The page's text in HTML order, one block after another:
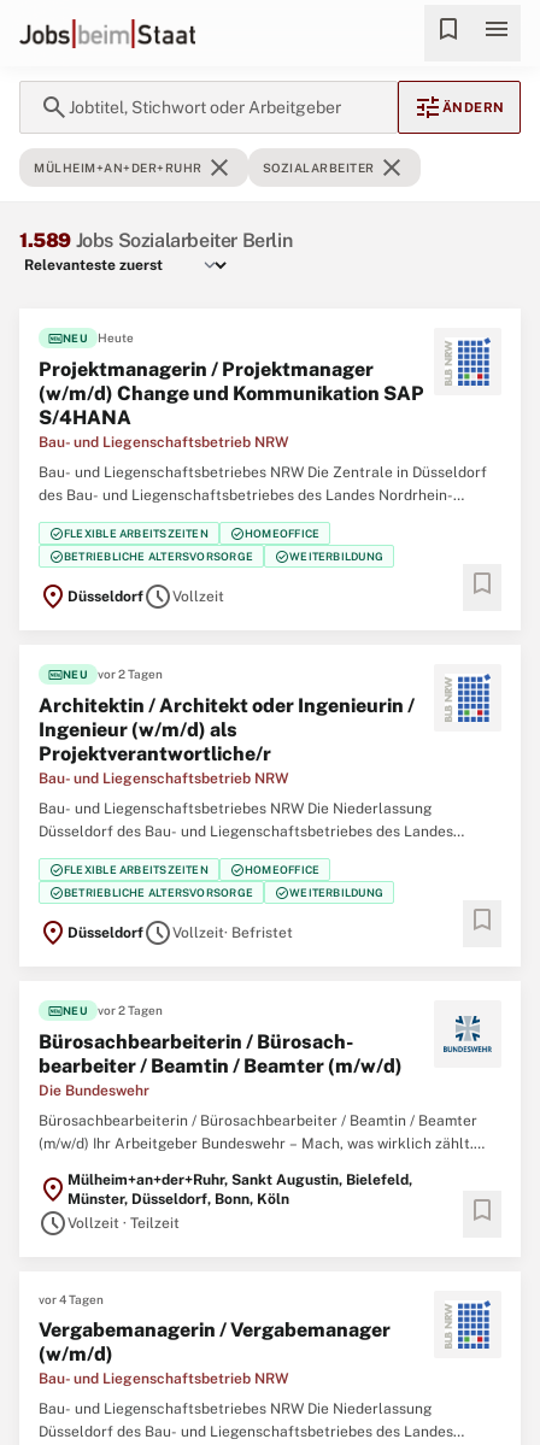
bookmark menu
search Jobtitel, Stichwort oder Arbeitgeber tune ÄNDERN
MÜLHEIM+AN+DER+RUHR close SOZIALARBEITER close
1.589 Jobs Sozialarbeiter Berlin
fiber_newNEU Heute
Projektmanagerin / Projektmanager
(w/m/d) Change und Kommunikation SAP
S/4HANA
Bau- und Liegenschaftsbetrieb NRW
Bau- und Liegenschaftsbetriebes NRW Die Zentrale in Düsseldorf
des Bau- und Liegenschaftsbetriebes des Landes Nordrhein-
Westfalen (BLB NRW) sucht zum nächstmöglichen Zeitpunkt
eine/einen Projektmanagerin / Projektmanager (w/m/d) Change und
Kommunikation SAP S/4HANA Der Bau- und Liegenschaftsbetrieb
check_circleFLEXIBLE ARBEITSZEITEN check_circleHOMEOFFICE
check_circleBETRIEBLICHE ALTERSVORSORGE check_circleWEITERBILDUNG
location_on DüsseldorfscheduleVollzeit bookmark
fiber_newNEU vor 2 Tagen
Architektin / Architekt oder Ingenieurin /
Ingenieur (w/m/d) als
Projektverantwortliche/r
Bau- und Liegenschaftsbetrieb NRW
Bau- und Liegenschaftsbetriebes NRW Die Niederlassung
Düsseldorf des Bau- und Liegenschaftsbetriebes des Landes
Nordrhein‑Westfalen (BLB NRW) sucht zum nächstmöglichen
Zeitpunkt für die Immobilienmanagementabteilung Finanzen
eine/einen Architektin / Architekten oder Ingenieurin /
check_circleFLEXIBLE ARBEITSZEITEN check_circleHOMEOFFICE
check_circleBETRIEBLICHE ALTERSVORSORGE check_circleWEITERBILDUNG
location_on DüsseldorfscheduleVollzeit· Befristet bookmark
fiber_newNEU vor 2 Tagen
Büro­sach­bearbeiterin / Büro­sach­
bearbeiter / Beamtin / Beamter (m/w/d)
Die Bundeswehr
Bürosachbearbeiterin / Bürosachbearbeiter / Beamtin / Beamter
(m/w/d) Ihr Arbeitgeber Bundeswehr – Mach, was wirklich zählt.
Mitarbeitenden garantieren wir Sicherheit, Souveränität und die
außenpolitische Handlungsfähigkeit
location_on Mülheim+an+der+Ruhr, Sankt Augustin, Bielefeld,
Münster, Düsseldorf, Bonn, Köln
scheduleVollzeit · Teilzeit bookmark
vor 4 Tagen
Vergabemanagerin / Vergabemanager
(w/m/d)
Bau- und Liegenschaftsbetrieb NRW
Bau- und Liegenschaftsbetriebes NRW Die Niederlassung
Düsseldorf des Bau- und Liegenschaftsbetriebes des Landes